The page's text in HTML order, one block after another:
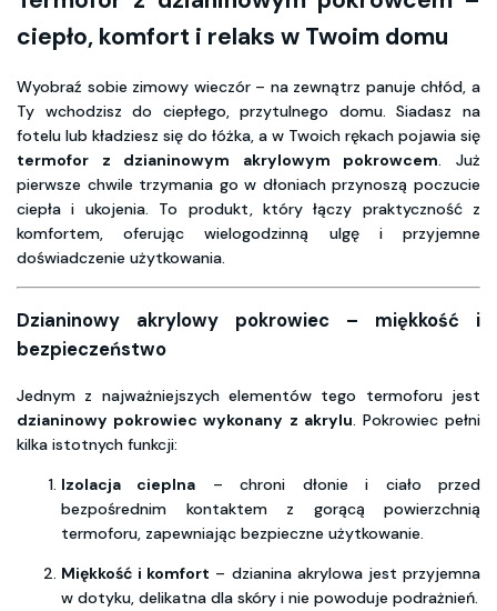
ciepło, komfort i relaks w Twoim domu
Wyobraź sobie zimowy wieczór – na zewnątrz panuje chłód, a
Ty wchodzisz do ciepłego, przytulnego domu. Siadasz na
fotelu lub kładziesz się do łóżka, a w Twoich rękach pojawia się
termofor z dzianinowym akrylowym pokrowcem. Już
pierwsze chwile trzymania go w dłoniach przynoszą poczucie
ciepła i ukojenia. To produkt, który łączy praktyczność z
komfortem, oferując wielogodzinną ulgę i przyjemne
doświadczenie użytkowania.
Dzianinowy akrylowy pokrowiec – miękkość i
bezpieczeństwo
Jednym z najważniejszych elementów tego termoforu jest
dzianinowy pokrowiec wykonany z akrylu . Pokrowiec pełni
kilka istotnych funkcji:
Izolacja cieplna – chroni dłonie i ciało przed
bezpośrednim kontaktem z gorącą powierzchnią
termoforu, zapewniając bezpieczne użytkowanie.
Miękkość i komfort – dzianina akrylowa jest przyjemna
w dotyku, delikatna dla skóry i nie powoduje podrażnień.